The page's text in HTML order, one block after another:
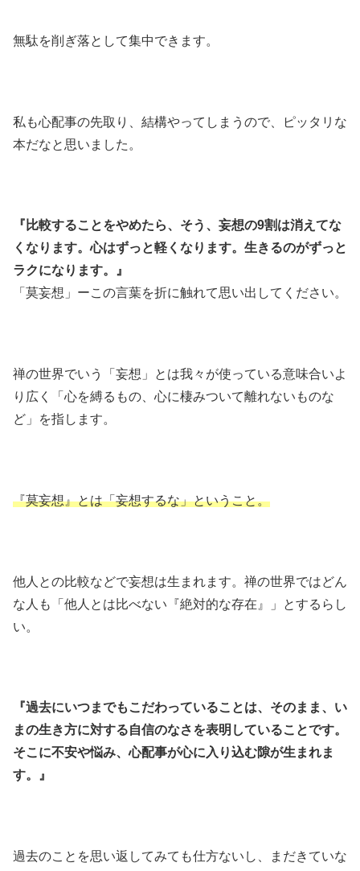
無駄を削ぎ落として集中できます。
私も心配事の先取り、結構やってしまうので、ピッタリな
本だなと思いました。
『比較することをやめたら、そう、妄想の9割は消えてな
くなります。心はずっと軽くなります。生きるのがずっと
ラクになります。』
「莫妄想」ーこの言葉を折に触れて思い出してください。
禅の世界でいう「妄想」とは我々が使っている意味合いよ
り広く「心を縛るもの、心に棲みついて離れないものな
ど」を指します。
『莫妄想』とは「妄想するな」ということ。
他人との比較などで妄想は生まれます。禅の世界ではどん
な人も「他人とは比べない『絶対的な存在』」とするらし
い。
『過去にいつまでもこだわっていることは、そのまま、い
まの生き方に対する自信のなさを表明していることです。
そこに不安や悩み、心配事が心に入り込む隙が生まれま
す。』
過去のことを思い返してみても仕方ないし、まだきていな